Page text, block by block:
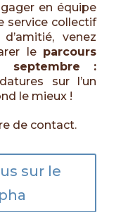
en équipe
service collectif
venez
le parcours
septembre :
sur l’un
le mieux !
de contact.
sur le